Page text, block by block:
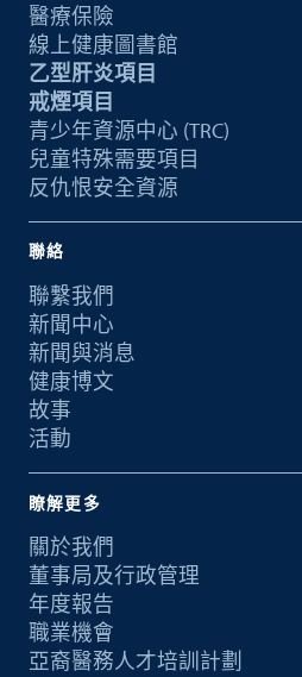
醫療保險
線上健康圖書館
乙型肝炎項目
戒煙項目
青少年資源中心 (TRC)
兒童特殊需要項目
反仇恨安全資源
聯絡
聯繫我們
新聞中心
新聞與消息
健康博文
故事
活動
瞭解更多
關於我們
董事局及行政管理
年度報告
職業機會
亞裔醫務人才培訓計劃